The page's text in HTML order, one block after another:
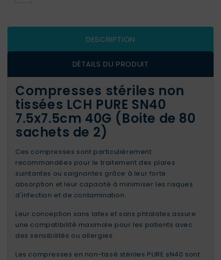
DESCRIPTION
DÉTAILS DU PRODUIT
Compresses stériles non
tissées LCH PURE SN40
7.5x7.5cm 40G (Boite de 80
sachets de 2)
Ces compresses sont particulièrement
recommandées pour le traitement des plaies
suintantes ou saignantes grâce à leur forte
absorption et leur capacité à minimiser les risques
d'infection et de contamination.
Leur conception sans latex et sans phtalates assure
une compatibilité maximale pour les patients avec
des sensibilités ou allergies.
Les compresses en non-tissé stériles PURE sN40 sont